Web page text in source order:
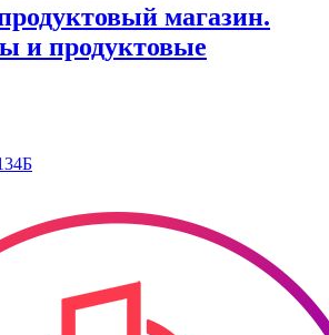
магазин.
и продуктовые